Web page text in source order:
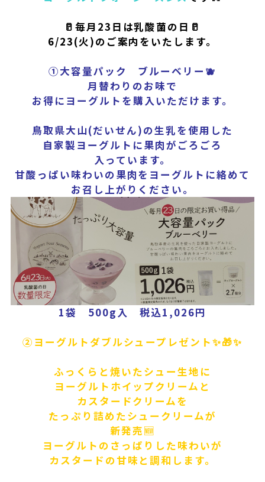
🥛毎月23日は乳酸菌の日🥛
6/23(火)の ご案内をいたします。
①大容量パック ブルーベリー🫐
月替わりのお味で
お得にヨーグルトを購入いただけます。
鳥取県大山(だいせん)の生乳を使用した
自家製ヨーグルトに果肉がごろごろ
入っています。
甘酸っぱい味わいの果肉をヨーグルトに絡めて
お召し上がりください。
1袋 500g入 税込1,026円
②ヨーグルトダブルシュープレゼント✨🎁✨
ふっくらと焼いたシュー生地に
ヨーグルトホイップクリームと
カスタードクリームを
たっぷり詰めたシュークリームが
新発売🆕
ヨーグルトのさっぱりした味わいが
カスタードの甘味と調和します。